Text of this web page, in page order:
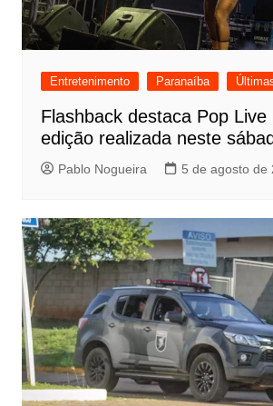
Entretenimento Paranaíba
Flashback destaca Pop Live
edição realizada neste
Pablo Nogueira 5 de agosto de